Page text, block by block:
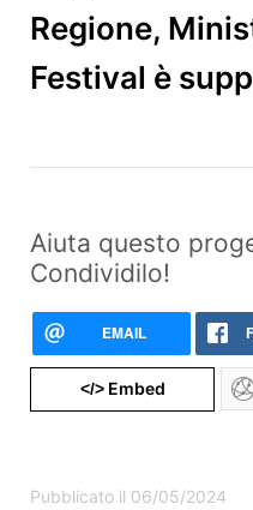
Regione,
Festival è
Aiuta questo
Condividilo!
EMAIL
</>Embed
Pubblicato il 06/05/2024